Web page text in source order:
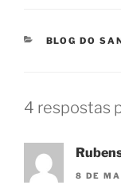
BLOG DO
4 respostas
8 DE